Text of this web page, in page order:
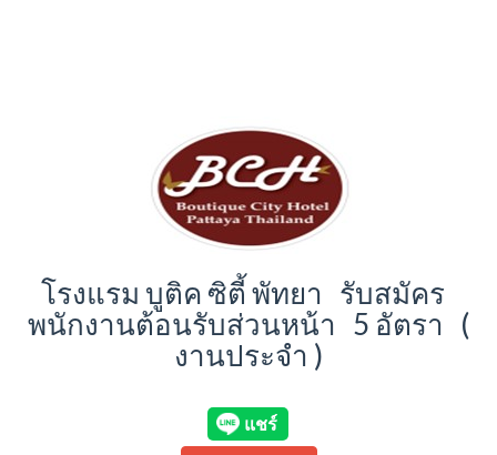
โรงแรม บูติค ซิตี้ พัทยา รับสมัคร
พนักงานต้อนรับส่วนหน้า 5 อัตรา (
งานประจำ )